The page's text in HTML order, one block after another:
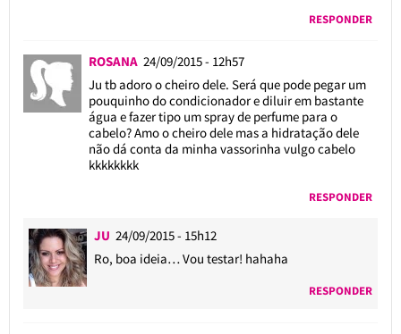
RESPONDER
ROSANA 24/09/2015 - 12h57
Ju tb adoro o cheiro dele. Será que pode pegar um
pouquinho do condicionador e diluir em bastante
água e fazer tipo um spray de perfume para o
cabelo? Amo o cheiro dele mas a hidratação dele
não dá conta da minha vassorinha vulgo cabelo
kkkkkkkk
RESPONDER
JU 24/09/2015 - 15h12
Ro, boa ideia… Vou testar! hahaha
RESPONDER